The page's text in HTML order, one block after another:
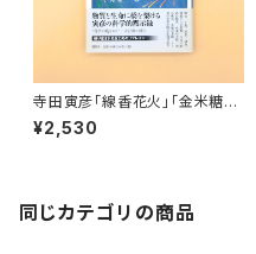
寺田寅彦「線香花火」「金米糖」
を読む
¥2,530
同じカテゴリの商品